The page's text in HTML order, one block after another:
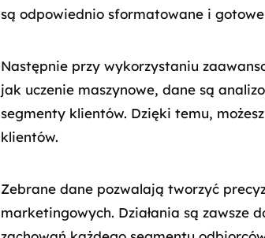
są odpowiednio sformatowane i
Następnie przy wykorzystaniu
jak uczenie maszynowe, dane są
segmenty klientów. Dzięki temu,
klientów.
Zebrane dane pozwalają tworzyć
marketingowych. Działania są zawsze